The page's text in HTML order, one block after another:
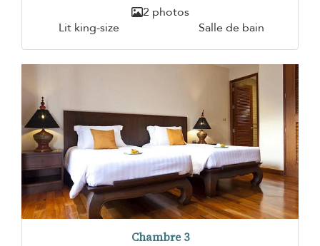
2 photos
Lit king-size
Salle de bain
Chambre 3